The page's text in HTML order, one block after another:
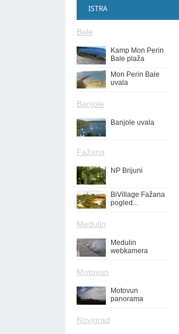
ISTRA
Bale
Kamp Mon Perin
Bale plaža
Mon Perin Bale
uvala
Banjole
Banjole uvala
Fažana
NP Brijuni
BiVillage Fažana
pogled...
Medulin
Medulin
webkamera
Motovun
Motovun
panorama
Novigrad